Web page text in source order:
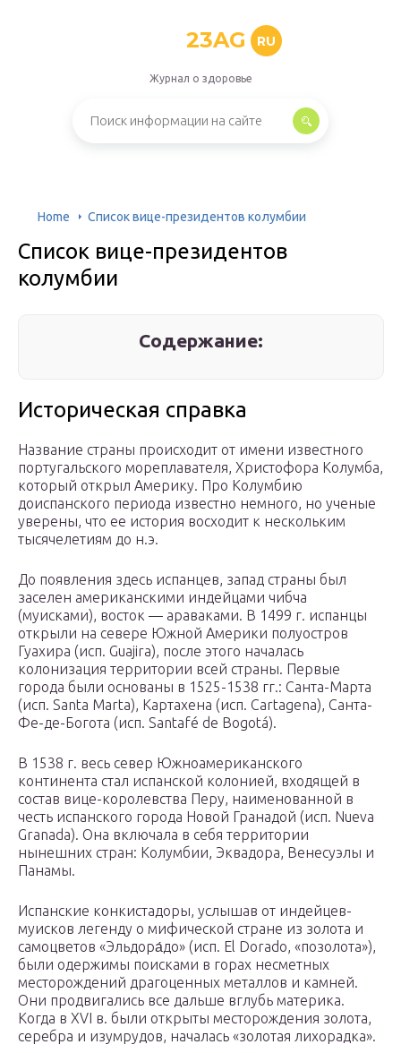
23AG RU
Журнал о здоровье
Home Список вице-президентов колумбии
Список вице-президентов
колумбии
Содержание:
Историческая справка
Название страны происходит от имени известного
португальского мореплавателя, Христофора Колумба,
который открыл Америку. Про Колумбию
доиспанского периода известно немного, но ученые
уверены, что ее история восходит к нескольким
тысячелетиям до н.э.
До появления здесь испанцев, запад страны был
заселен американскими индейцами чибча
(муисками), восток — араваками. В 1499 г. испанцы
открыли на севере Южной Америки полуостров
Гуахира (исп. Guajira), после этого началась
колонизация территории всей страны. Первые
города были основаны в 1525-1538 гг.: Санта-Марта
(исп. Santa Marta), Картахена (исп. Cartagena), Санта-
Фе-де-Богота (исп. Santafé de Bogotá).
В 1538 г. весь север Южноамериканского
континента стал испанской колонией, входящей в
состав вице-королевства Перу, наименованной в
честь испанского города Новой Гранадой (исп. Nueva
Granada). Она включала в себя территории
нынешних стран: Колумбии, Эквадора, Венесуэлы и
Панамы.
Испанские конкистадоры, услышав от индейцев-
муисков легенду о мифической стране из золота и
самоцветов «Эльдора́до» (исп. El Dorado, «позолота»),
были одержимы поисками в горах несметных
месторождений драгоценных металлов и камней.
Они продвигались все дальше вглубь материка.
Когда в XVI в. были открыты месторождения золота,
серебра и изумрудов, началась «золотая лихорадка».